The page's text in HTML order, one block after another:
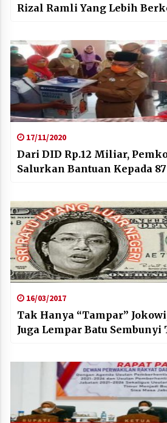
Rizal Ramli Yang Lebih
17/11/2020
Dari DID Rp.12 Miliar,
Salurkan Bantuan Kepada
16/03/2017
Tak Hanya “Tampar”
Juga Lempar Batu Sembunyi